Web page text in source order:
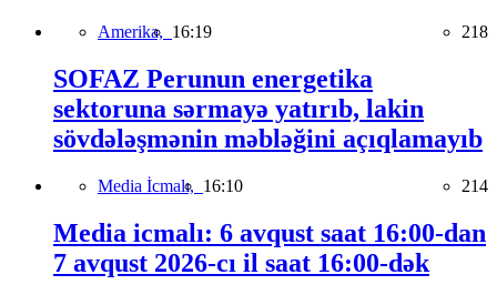
Amerika, 16:19 218
SOFAZ Perunun energetika
sektoruna sərmayə yatırıb, lakin
sövdələşmənin məbləğini açıqlamayıb
Media İcmalı, 16:10 214
Media icmalı: 6 avqust saat 16:00-dan
7 avqust 2026-cı il saat 16:00-dək